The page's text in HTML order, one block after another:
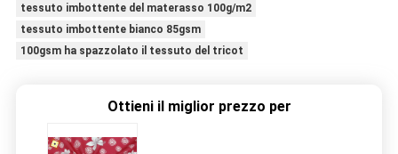
tessuto imbottente del materasso 100g/m2
tessuto imbottente bianco 85gsm
100gsm ha spazzolato il tessuto del tricot
Ottieni il miglior prezzo per